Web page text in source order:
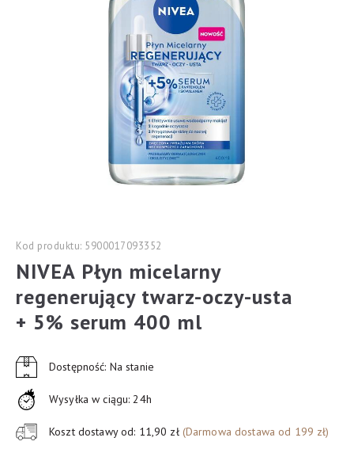
Kod produktu: 5900017093352
NIVEA Płyn micelarny
regenerujący twarz-oczy-usta
+ 5% serum 400 ml
Dostępność: Na stanie
Wysyłka w ciągu: 24h
Koszt dostawy od: 11,90 zł (Darmowa dostawa od 199 zł)